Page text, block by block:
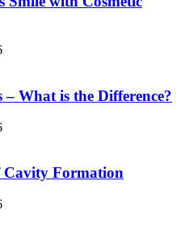
– What is the Difference?
Cavity Formation